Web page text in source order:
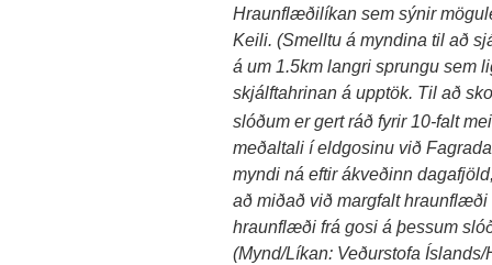
Hraunflæðilíkan sem sýnir
Keili. (Smelltu á myndina til að
á um 1.5km langri sprungu sem
skjálftahrinan á upptök. Til að
slóðum er gert ráð fyrir 10-falt
meðaltali í eldgosinu við
myndi ná eftir ákveðinn
að miðað við margfalt
hraunflæði frá gosi á þessum
(Mynd/Líkan: Veðurstofa